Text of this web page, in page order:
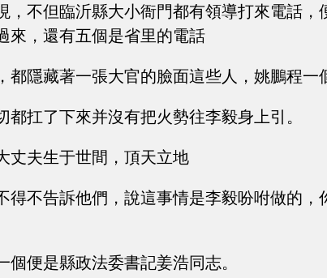
，不但臨沂縣大小衙門都有領導打來電話，
來，還有五個是省里的電話
都隱藏著一張大官的臉面這些人，姚鵬程一
都扛了下來并沒有把火勢往李毅身上引。
丈夫生于世間，頂天立地
得不告訴他們，說這事情是李毅吩咐做的，
個便是縣政法委書記姜浩同志。